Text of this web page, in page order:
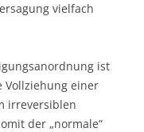
vielfach
ist
Vollziehung einer
irreversiblen
der „normale“